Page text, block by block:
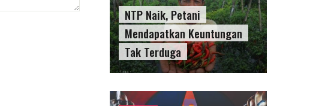
NTP Naik, Petani
Mendapatkan Keuntungan
Tak Terduga